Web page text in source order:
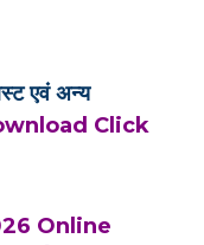
एवं अन्य
Click
Online